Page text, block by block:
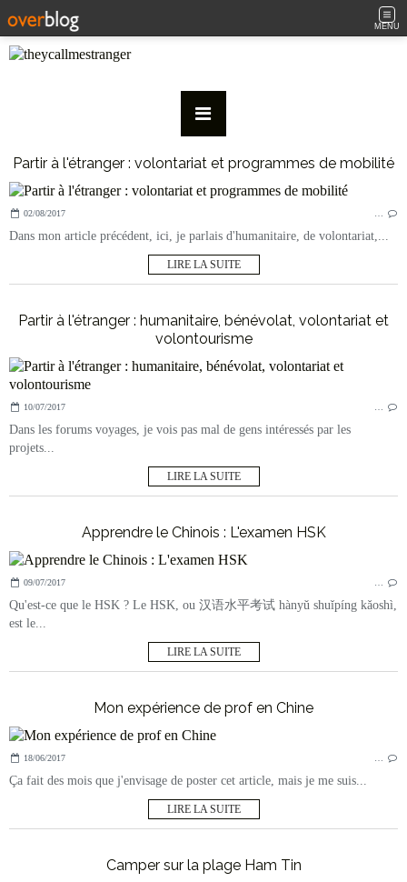
MENU
Partir à l'étranger : volontariat et programmes de mobilité
02/08/2017
Dans mon article précédent, ici, je parlais d'humanitaire, de volontariat,...
LIRE LA SUITE
Partir à l'étranger : humanitaire, bénévolat, volontariat et
volontourisme
10/07/2017
Dans les forums voyages, je vois pas mal de gens intéressés par les
projets...
LIRE LA SUITE
Apprendre le Chinois : L'examen HSK
09/07/2017
Qu'est-ce que le HSK ? Le HSK, ou 汉语水平考试 hànyǔ shuǐpíng kǎoshì,
est le...
LIRE LA SUITE
Mon expérience de prof en Chine
18/06/2017
Ça fait des mois que j'envisage de poster cet article, mais je me suis...
LIRE LA SUITE
Camper sur la plage Ham Tin